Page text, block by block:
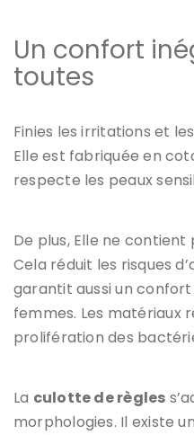
Un confort
toutes
Finies les irritations et
Elle est fabriquée en
respecte les peaux
De plus, Elle ne
Cela réduit les risques
garantit aussi un
femmes. Les matériaux
prolifération des
La culotte de règles
morphologies. Il existe